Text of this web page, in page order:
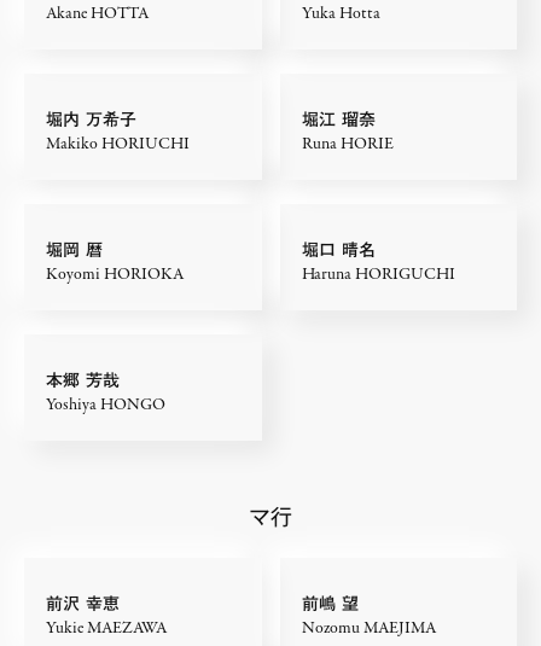
Akane HOTTA Yuka Hotta
堀内 万希子
Makiko HORIUCHI
堀江 瑠奈
Runa HORIE
堀岡 暦
Koyomi HORIOKA
堀口 晴名
Haruna HORIGUCHI
本郷 芳哉
Yoshiya HONGO
マ行
前沢 幸恵
Yukie MAEZAWA
前嶋 望
Nozomu MAEJIMA